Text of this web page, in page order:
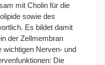
mit Cholin für die
sowie des
Es bildet damit
der Zellmembran
wichtigen Nerven- und
Die